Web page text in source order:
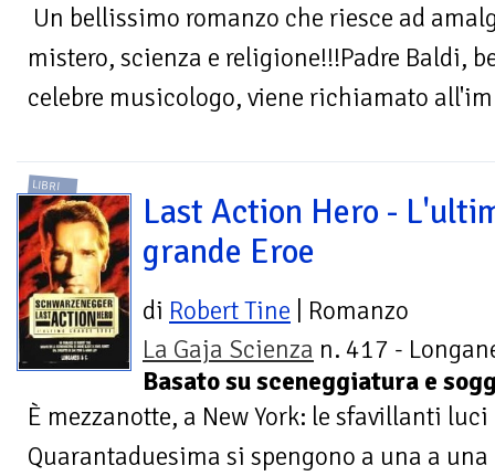
Un bellissimo romanzo che riesce ad
mistero, scienza e religione!!!Padre Baldi,
celebre musicologo, viene richiamato
LIBRI
Last Action Hero -
grande Eroe
di Robert Tine | Romanzo
La Gaja Scienza n. 417 -
Basato su sceneggiatura e
È mezzanotte, a New York: le sfavillanti
Quarantaduesima si spengono a una a